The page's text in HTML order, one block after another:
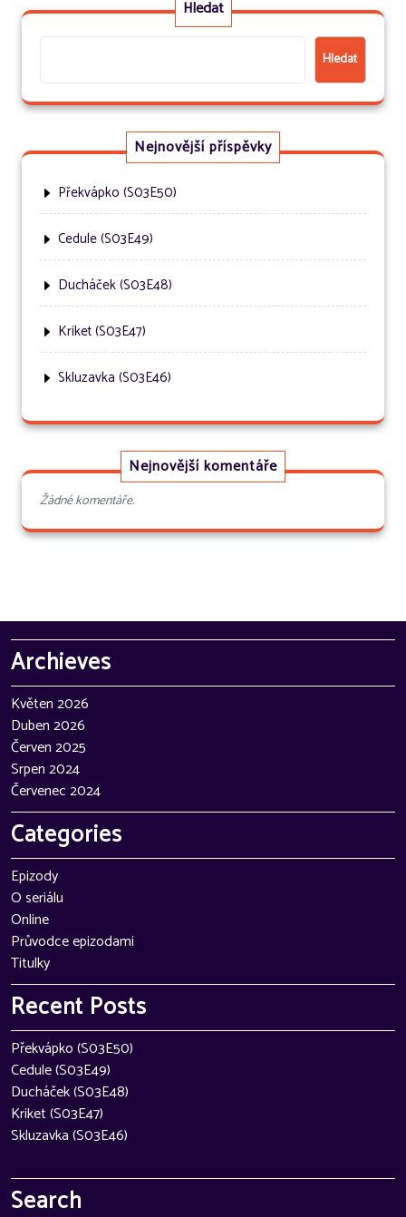
Hledat
Hledat
Nejnovější příspěvky
Překvápko (S03E50)
Cedule (S03E49)
Ducháček (S03E48)
Kriket (S03E47)
Skluzavka (S03E46)
Nejnovější komentáře
Žádné komentáře.
Archieves
Květen 2026
Duben 2026
Červen 2025
Srpen 2024
Červenec 2024
Categories
Epizody
O seriálu
Online
Průvodce epizodami
Titulky
Recent Posts
Překvápko (S03E50)
Cedule (S03E49)
Ducháček (S03E48)
Kriket (S03E47)
Skluzavka (S03E46)
Search